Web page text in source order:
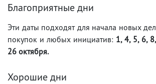
Благоприятные дни
Эти даты подходят для начала новых
покупок и любых инициатив: 1, 4, 5, 6,
26 октября.
Хорошие дни